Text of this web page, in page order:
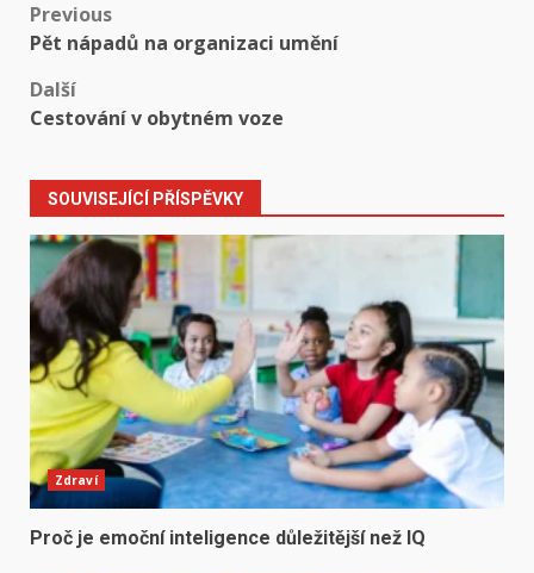
Post
navigation
Previous
Pět nápadů na organizaci umění
Další
Cestování v obytném voze
SOUVISEJÍCÍ PŘÍSPĚVKY
Zdraví
Proč je emoční inteligence důležitější než IQ